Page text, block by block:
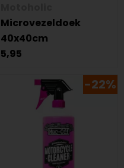
Microvezeldoek
40x40cm
5,95
-22%